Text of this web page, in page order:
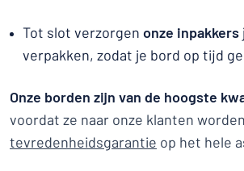
Tot slot verzorgen onze inpakkers
verpakken, zodat je bord op tijd
Onze borden zijn van de hoogste
voordat ze naar onze klanten
tevredenheidsgarantie op het hele